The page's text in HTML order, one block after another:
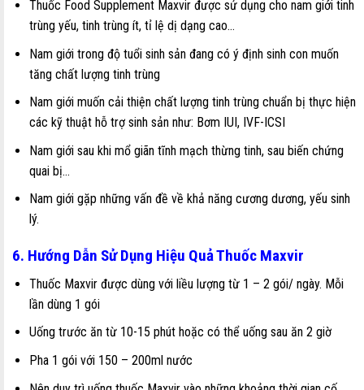
Thuốc Food Supplement Maxvir được sử dụng cho nam giới tinh
trùng yếu, tinh trùng ít, tỉ lệ dị dạng cao…
Nam giới trong độ tuổi sinh sản đang có ý định sinh con muốn
tăng chất lượng tinh trùng
Nam giới muốn cải thiện chất lượng tinh trùng chuẩn bị thực hiện
các kỹ thuật hỗ trợ sinh sản như: Bơm IUI, IVF-ICSI
Nam giới sau khi mổ giãn tĩnh mạch thừng tinh, sau biến chứng
quai bị…
Nam giới gặp những vấn đề về khả năng cương dương, yếu sinh
lý.
6. Hướng Dẫn Sử Dụng Hiệu Quả Thuốc Maxvir
Thuốc Maxvir được dùng với liều lượng từ 1 – 2 gói/ ngày. Mỗi
lần dùng 1 gói
Uống trước ăn từ 10-15 phút hoặc có thể uống sau ăn 2 giờ
Pha 1 gói với 150 – 200ml nước